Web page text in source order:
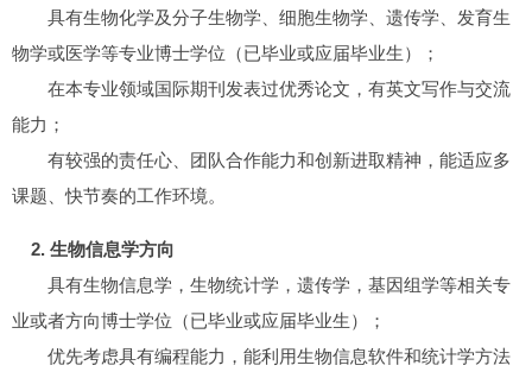
具有生物化学及分子生物学、细胞生物学、遗传学、发育生
物学或医学等专业博士学位（已毕业或应届毕业生）；
在本专业领域国际期刊发表过优秀论文，有英文写作与交流
能力；
有较强的责任心、团队合作能力和创新进取精神，能适应多
课题、快节奏的工作环境。
2. 生物信息学方向
具有生物信息学，生物统计学，遗传学，基因组学等相关专
业或者方向博士学位（已毕业或应届毕业生）；
优先考虑具有编程能力，能利用生物信息软件和统计学方法